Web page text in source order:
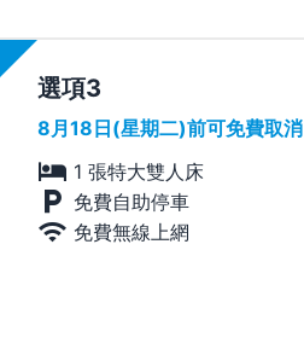
選項
8月18日(星期二)前可免費取消
1 張特大雙人床
免費自助停車
免費無線上網